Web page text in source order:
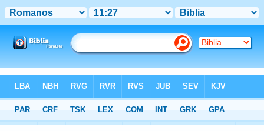
>Romanos Capítulo 11 > Verso 27